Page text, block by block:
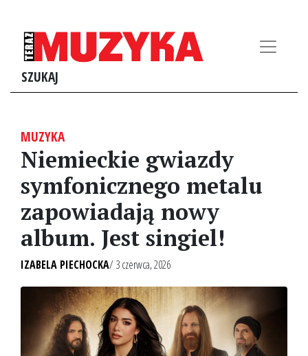
SZUKAJ
MUZYKA
Niemieckie gwiazdy
symfonicznego metalu
zapowiadają nowy
album. Jest singiel!
IZABELA PIECHOCKA/ 3 czerwca, 2026